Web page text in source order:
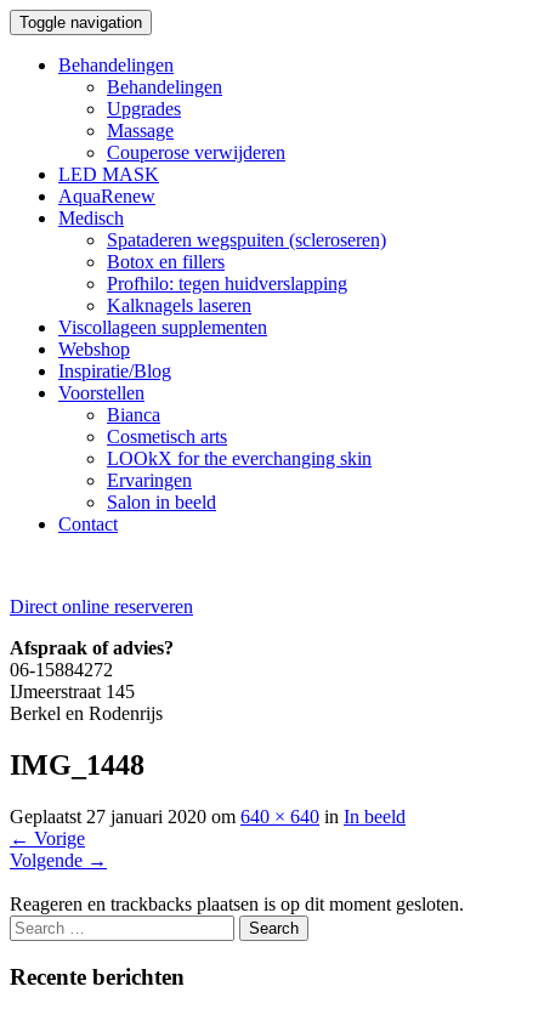
Toggle navigation
Behandelingen
Behandelingen
Upgrades
Massage
Couperose verwijderen
LED MASK
AquaRenew
Medisch
Spataderen wegspuiten (scleroseren)
Botox en fillers
Profhilo: tegen huidverslapping
Kalknagels laseren
Viscollageen supplementen
Webshop
Inspiratie/Blog
Voorstellen
Bianca
Cosmetisch arts
LOOkX for the everchanging skin
Ervaringen
Salon in beeld
Contact
Direct online reserveren
Afspraak of advies?
06-15884272
IJmeerstraat 145
Berkel en Rodenrijs
IMG_1448
Geplaatst 27 januari 2020 om 640 × 640 in In beeld
← Vorige
Volgende →
Reageren en trackbacks plaatsen is op dit moment gesloten.
Recente berichten